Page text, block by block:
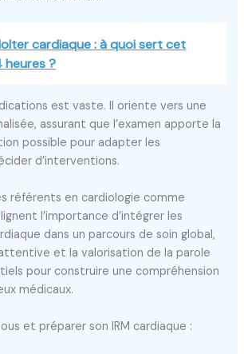
cardiaque : à quoi sert cet
heures ?
est vaste. Il oriente vers une
assurant que l’examen apporte la
possible pour adapter les
d’interventions.
référents en cardiologie comme
l’importance d’intégrer les
dans un parcours de soin global,
et la valorisation de la parole
pour construire une compréhension
médicaux.
et préparer son IRM cardiaque :